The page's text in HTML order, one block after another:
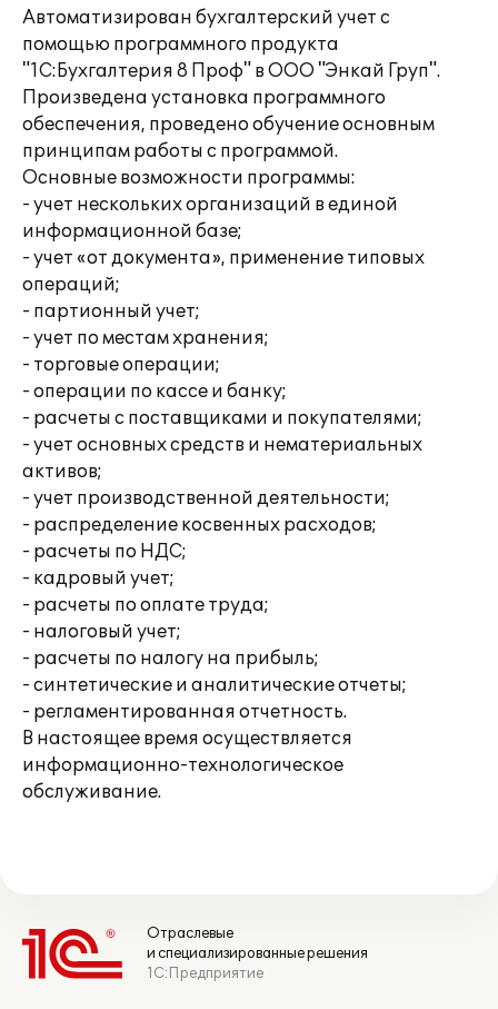
Автоматизирован бухгалтерский учет с
помощью программного продукта
"1С:Бухгалтерия 8 Проф" в ООО "Энкай Груп".
Произведена установка программного
обеспечения, проведено обучение основным
принципам работы с программой.
Основные возможности программы:
- учет нескольких организаций в единой
информационной базе;
- учет «от документа», применение типовых
операций;
- партионный учет;
- учет по местам хранения;
- торговые операции;
- операции по кассе и банку;
- расчеты с поставщиками и покупателями;
- учет основных средств и нематериальных
активов;
- учет производственной деятельности;
- распределение косвенных расходов;
- расчеты по НДС;
- кадровый учет;
- расчеты по оплате труда;
- налоговый учет;
- расчеты по налогу на прибыль;
- синтетические и аналитические отчеты;
- регламентированная отчетность.
В настоящее время осуществляется
информационно-технологическое
обслуживание.
Отраслевые
и специализированные решения
1С:Предприятие